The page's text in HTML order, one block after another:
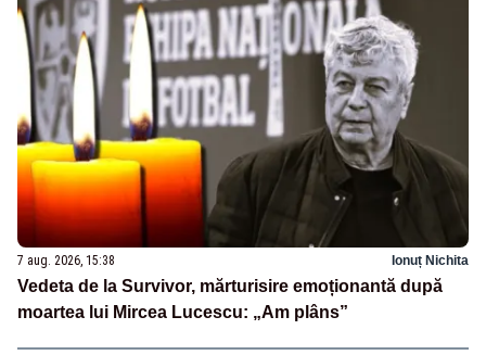
7 aug. 2026, 15:38 Ionuț Nichita
Vedeta de la Survivor, mărturisire emoționantă după
moartea lui Mircea Lucescu: „Am plâns”